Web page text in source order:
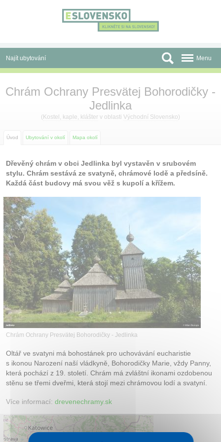
Najít ubytování
Před cestou
Atrakce
O nás
Kontakt
Menu
Chrám Ochrany Presvätej Bohorodičky -
Jedlinka
( Kostel, kaple, klášter v oblasti Východní Slovensko)
Úvod Ubytování v okolí Mapa okolí
Dřevěný chrám v obci Jedlinka byl vystavěn v srubovém
stylu. Chrám sestává ze svatyně, chrámové lodě a předsíně.
Každá část budovy má svou věž s kupolí a křížem.
Chrám Ochrany Presvätej Bohorodičky - Jedlinka
Oltář ve svatyni má bohostánek pro uchovávání eucharistie
s ikonou Narození naší vládkyně, Bohorodičky Marie, vždy Panny,
která pochází z 19. století. Chrám má zvláštní ikonami ozdobenou
stěnu se třemi dveřmi, která stojí mezi chrámovou lodí a svatyní.
Více informací: drevenechramy.sk